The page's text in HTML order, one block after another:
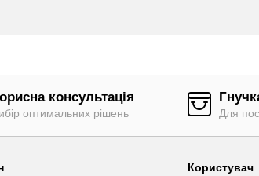
консультація
оптимальних рішень Для
Користувач